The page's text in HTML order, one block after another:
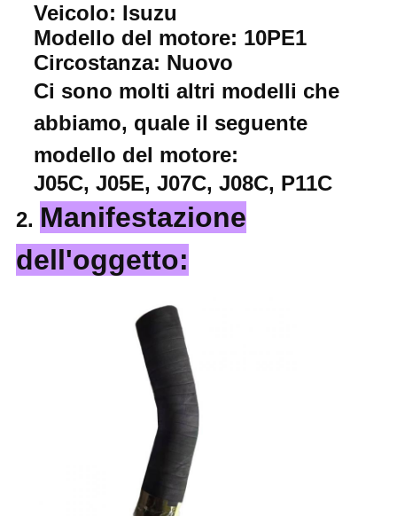
Veicolo: Isuzu
Modello del motore: 10PE1
Circostanza: Nuovo
Ci sono molti altri modelli che
abbiamo, quale il seguente
modello del motore:
J05C, J05E, J07C, J08C, P11C
2. Manifestazione
dell'oggetto: